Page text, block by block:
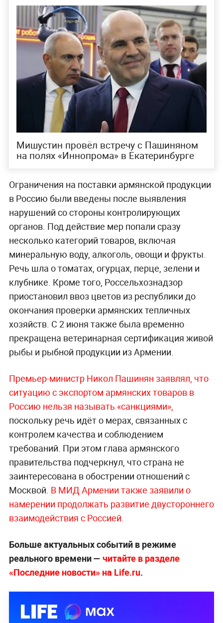
Мишустин провёл встречу с Пашиняном
на полях «Иннопрома» в Екатеринбурге
Ограничения на поставки армянской продукции
в Россию были введены после выявления
нарушений со стороны контролирующих
органов. Под действие мер попали сразу
несколько категорий товаров, включая
минеральную воду, алкоголь, овощи и фрукты.
Речь шла о томатах, огурцах, перце, зелени и
клубнике. Кроме того, Россельхознадзор
приостановил ввоз цветов из республики до
окончания проверки армянских тепличных
хозяйств. С 2 июня также была временно
прекращена ветеринарная сертификация живой
рыбы и рыбной продукции из Армении.
Премьер-министр Никол Пашинян заявлял, что
ситуацию с экспортом армянских товаров в
Россию нельзя называть «санкциями»,
поскольку речь идёт о мерах, связанных с
контролем качества и соблюдением
требований. При этом глава армянского
правительства подчеркнул, что страна не
заинтересована в обострении отношений с
Москвой. В МИД Армении также заявили о
намерении продолжать развитие двустороннего
взаимодействия с Россией.
Больше актуальных событий в режиме
реального времени — читайте в разделе
«Последние новости» на Life.ru.